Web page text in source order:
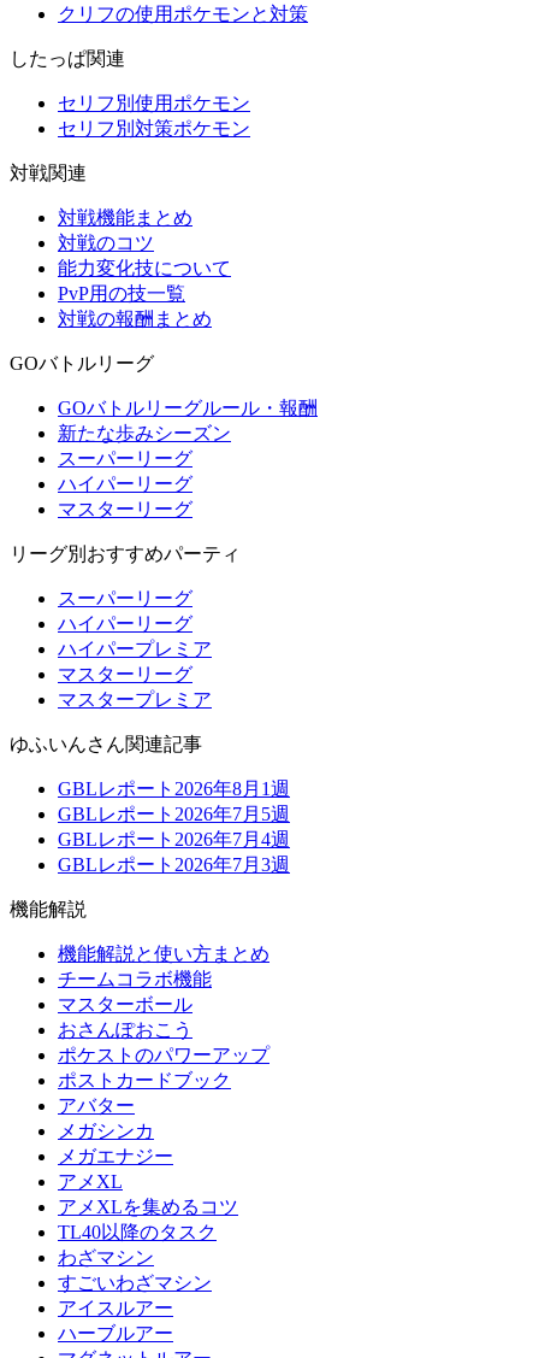
クリフの使用ポケモンと対策
したっぱ関連
セリフ別使用ポケモン
セリフ別対策ポケモン
対戦関連
対戦機能まとめ
対戦のコツ
能力変化技について
PvP用の技一覧
対戦の報酬まとめ
GOバトルリーグ
GOバトルリーグルール・報酬
新たな歩みシーズン
スーパーリーグ
ハイパーリーグ
マスターリーグ
リーグ別おすすめパーティ
スーパーリーグ
ハイパーリーグ
ハイパープレミア
マスターリーグ
マスタープレミア
ゆふいんさん関連記事
GBLレポート2026年8月1週
GBLレポート2026年7月5週
GBLレポート2026年7月4週
GBLレポート2026年7月3週
機能解説
機能解説と使い方まとめ
チームコラボ機能
マスターボール
おさんぽおこう
ポケストのパワーアップ
ポストカードブック
アバター
メガシンカ
メガエナジー
アメXL
アメXLを集めるコツ
TL40以降のタスク
わざマシン
すごいわざマシン
アイスルアー
ハーブルアー